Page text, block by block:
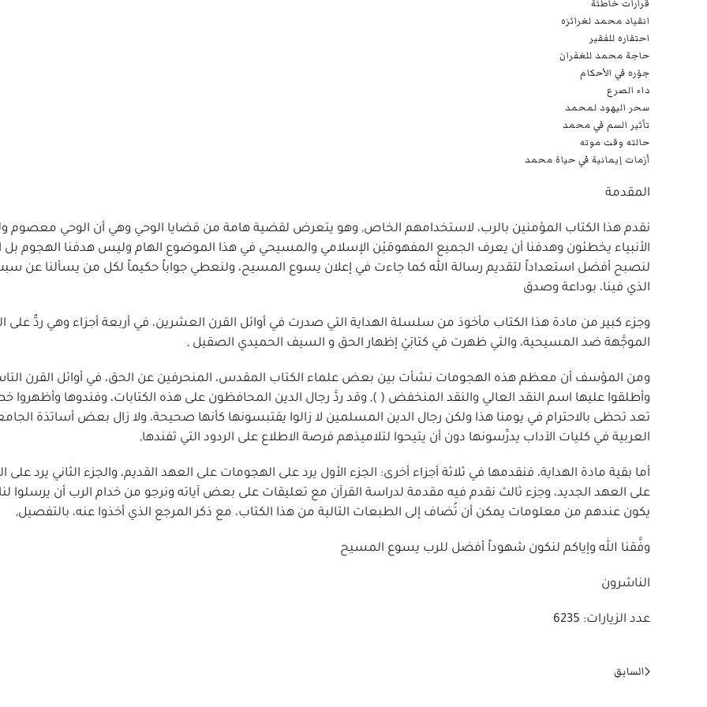
قرارات خاطئة
انقياد محمد لغرائزه
احتقاره للفقير
حاجة محمد للغفران
جوْره في الأحكام
داء الصرع
سحر اليهود لمحمد
تأثير السم في محمد
حالته وقت موته
أزمات إيمانية في حياة محمد
المقدمة
نقدم هذا الكتاب المؤمنين بالرب، لاستخدامهم الخاص, وهو يتعرض لقضية هامة من قضايا الوحي وهي أن الوحي معصوم
الأنبياء يخطئون وهدفنا أن يعرف الجميع المفهومَيْن الإسلامي والمسيحي في هذا الموضوع الهام وليس هدفنا الهجوم بل
لنصبح أفضل استعداداً لتقديم رسالة الله كما جاءت في إعلان يسوع المسيح، ولنعطي جواباً حكيماً لكل من يسألنا عن
الذي فينا، بوداعة وصدق
وجزء كبير من مادة هذا الكتاب مأخوذ من سلسلة الهداية التي صدرت في أوائل القرن العشرين، في أربعة أجزاء وهي ردٌّ على
الموجَّهة ضد المسيحية، والتي ظهرت في كتابَيْ إظهار الحق و السيف الحميدي الصقيل ,
ومن المؤسف أن معظم هذه الهجومات نشأت بين بعض علماء الكتاب المقدس، المنحرفين عن الحق، في أوائل القرن
وأطلقوا عليها اسم النقد العالي والنقد المنخفض ( ), وقد ردَّ رجال الدين المحافظون على هذه الكتابات، وفندوها وأظهروا
تعد تحظى بالاحترام في يومنا هذا ولكن رجال الدين المسلمين لا زالوا يقتبسونها كأنها صحيحة، ولا زال بعض أساتذة
العربية في كليات الآداب يدرِّسونها دون أن يتيحوا لتلاميذهم فرصة الاطلاع على الردود التي تفندها,
أما بقية مادة الهداية، فنقدمها في ثلاثة أجزاء أخرى: الجزء الأول يرد على الهجومات على العهد القديم، والجزء الثاني يرد
على العهد الجديد، وجزء ثالث نقدم فيه مقدمة لدراسة القرآن مع تعليقات على بعض آياته ونرجو من خدام الرب أن يرسلوا
يكون عندهم من معلومات يمكن أن تُضاف إلى الطبعات التالية من هذا الكتاب، مع ذكر المرجع الذي أخذوا عنه، بالتفصيل,
وفَّقنا الله وإياكم لنكون شهوداً أفضل للرب يسوع المسيح
الناشرون
عدد الزيارات: 6235
السابق